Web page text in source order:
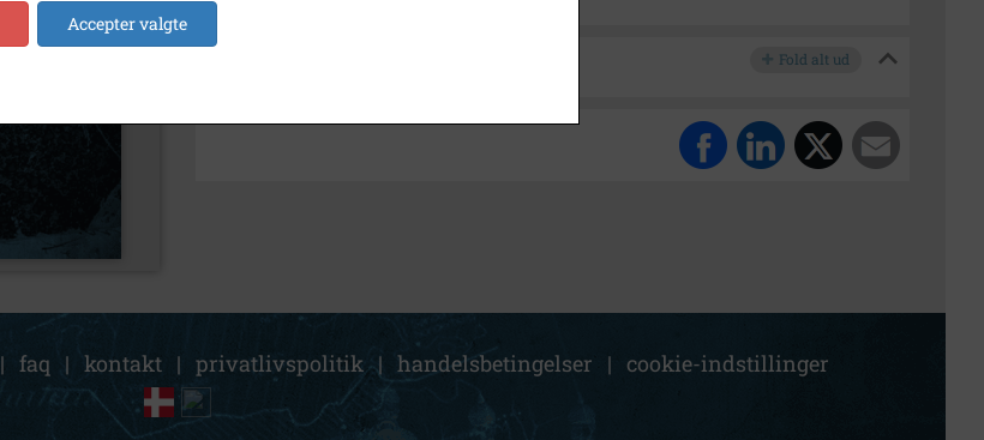
Fold alt ud
| faq | kontakt | privatlivspolitik | handelsbetingelser | cookie-indstillinger
Accepter valgte